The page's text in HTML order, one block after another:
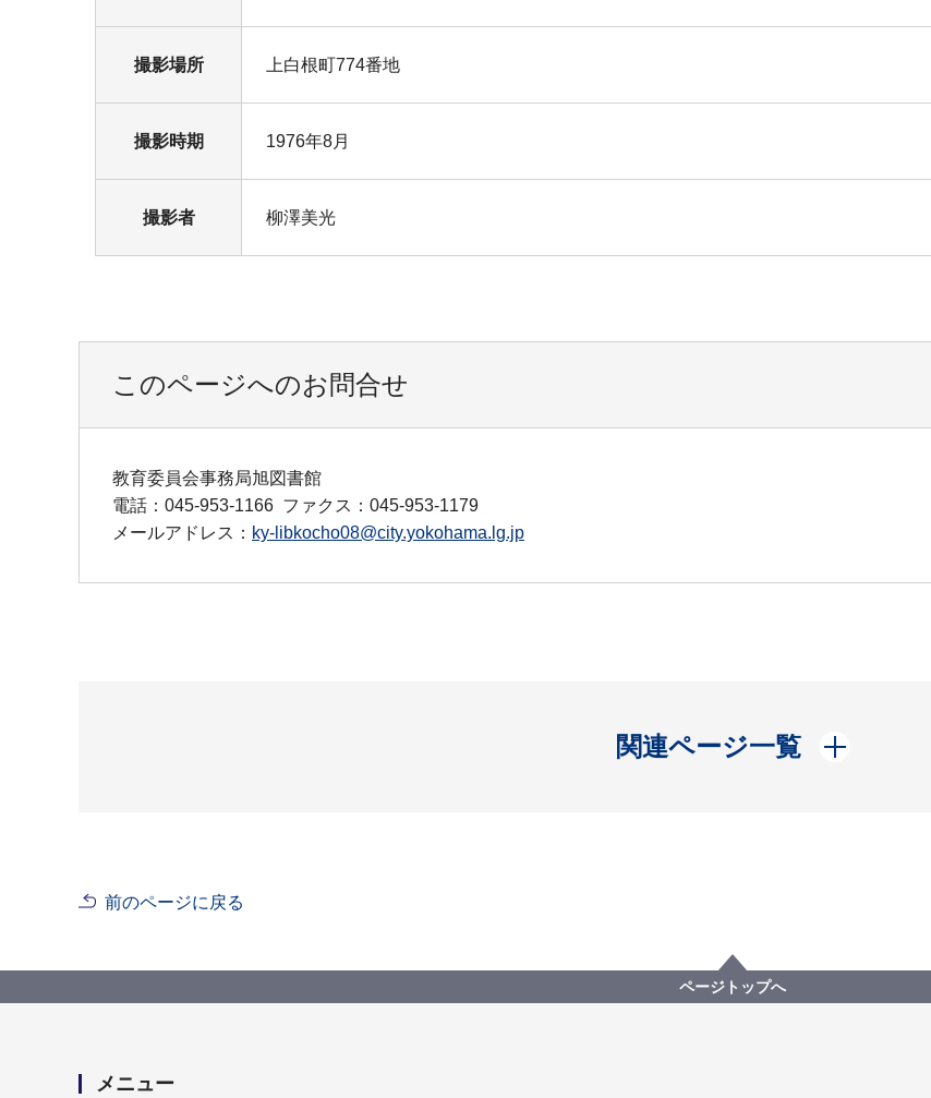
撮影場所 上白根町774番地
撮影時期 1976年8月
撮影者 柳澤美光
このページへのお問合せ
教育委員会事務局旭図書館
電話：045-953-1166 ファクス：045-953-1179
メールアドレス： ky-libkocho08@city.yokohama.lg.jp
関連ページ一覧
開く
前のページに戻る
ページトップへ
メニュー